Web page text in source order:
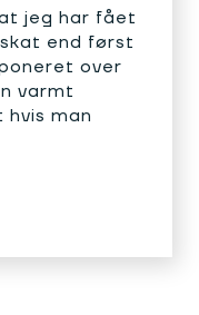
jeg har fået
end først
over
varmt
man